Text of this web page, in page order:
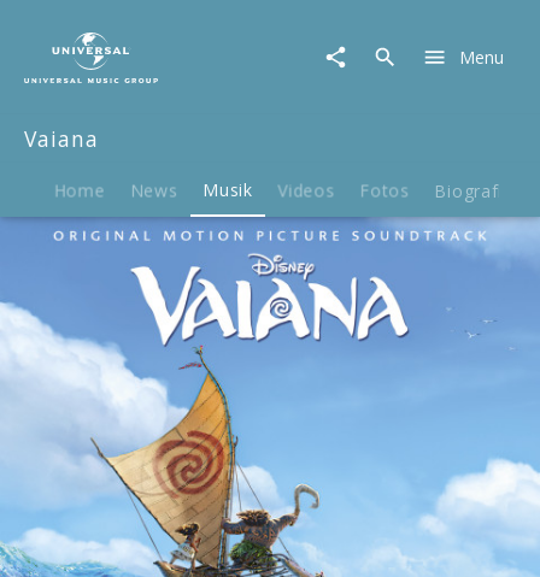
Motion
Picture
Soundtrack
Menu
Vaiana
Home News Musik Videos Fotos Biografie